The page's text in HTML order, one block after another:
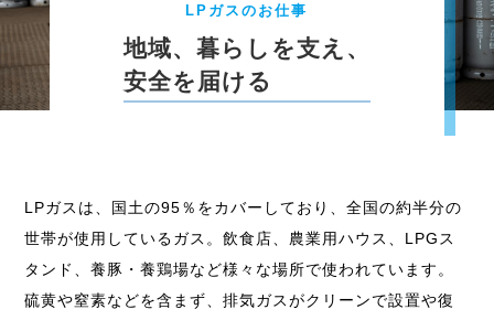
LPガスのお仕事
地域、暮らしを支え、
安全を届ける
LPガスは、国土の95％をカバーしており、全国の約半分の
世帯が使用しているガス。飲食店、農業用ハウス、LPGス
タンド、養豚・養鶏場など様々な場所で使われています。
硫黄や窒素などを含まず、排気ガスがクリーンで設置や復